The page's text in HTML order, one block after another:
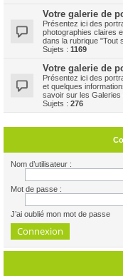
Votre galerie de
Présentez ici des
photographies claires
dans la rubrique "Tout
Sujets : 1169
Votre galerie de
Présentez ici des
et quelques
savoir sur les Galeries
Sujets : 276
Nom d’utilisateur :
Mot de passe :
J’ai oublié mon mot de passe